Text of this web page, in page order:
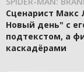
Сценарист Макс
Новый день" с
подтекстом, а
каскадёрами